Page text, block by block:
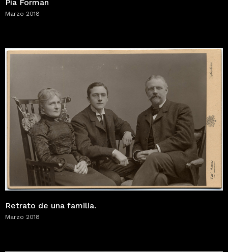
Pía Forman
Marzo 2018
Retrato de una familia.
Marzo 2018